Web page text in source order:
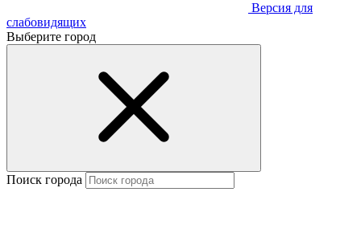
Версия для
слабовидящих
Выберите город
Поиск города